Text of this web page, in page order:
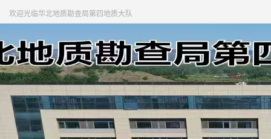
欢迎光临华北地质勘查局第四地质大队